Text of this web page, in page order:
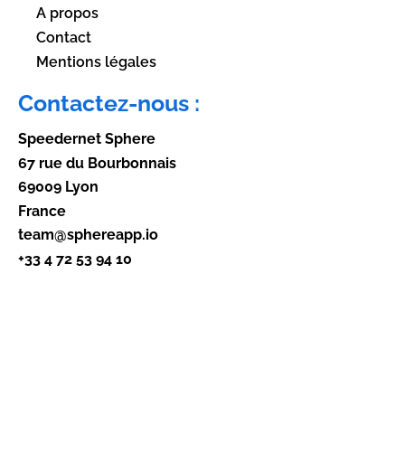
A propos
Contact
Mentions légales
Contactez-nous :
Speedernet Sphere
67 rue du Bourbonnais
69009 Lyon
France
team@sphereapp.io
+33 4 72 53 94 10